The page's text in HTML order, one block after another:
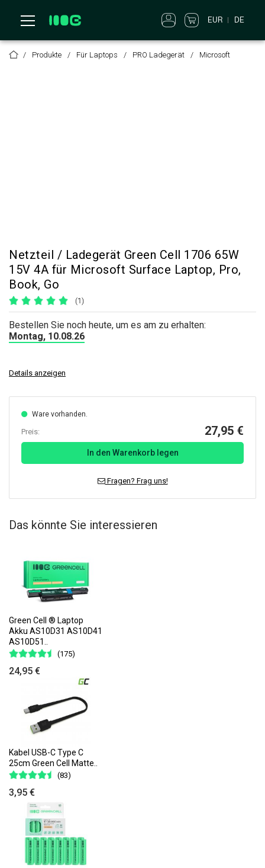
EUR DE
Produkte Für Laptops PRO Ladegerät Microsoft
Netzteil / Ladegerät Green Cell 1706 65W
15V 4A für Microsoft Surface Laptop, Pro,
Book, Go
(1)
Bestellen Sie noch heute, um es am zu erhalten:
Montag, 10.08.26
Details anzeigen
Ware vorhanden.
Preis: 27,95 €
In den Warenkorb legen
Fragen? Frag uns!
Das könnte Sie interessieren
Green Cell ® Laptop
Akku AS10D31 AS10D41
AS10D51..
(175)
24,95 €
Kabel USB-C Type C
25cm Green Cell Matte..
(83)
3,95 €